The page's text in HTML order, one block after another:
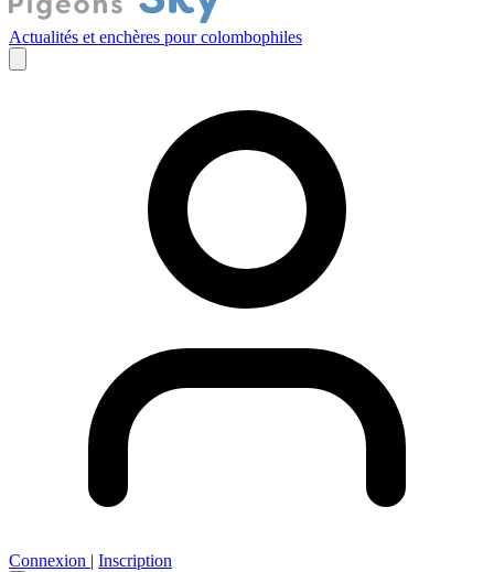
Actualités et enchères pour colombophiles
Connexion | Inscription